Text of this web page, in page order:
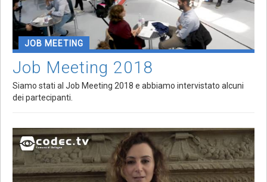
JOB MEETING
Job Meeting 2018
Siamo stati al Job Meeting 2018 e abbiamo intervistato alcuni
dei partecipanti.